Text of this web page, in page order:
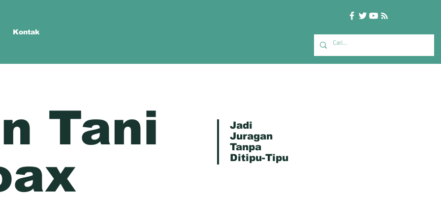
Kontak
Tani
Jadi
Juragan
Tanpa
Ditipu-Tipu